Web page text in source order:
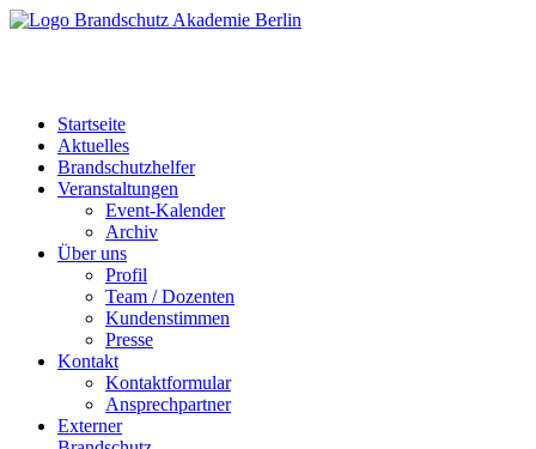
Startseite
Aktuelles
Brandschutzhelfer
Veranstaltungen
Event-Kalender
Archiv
Über uns
Profil
Team / Dozenten
Kundenstimmen
Presse
Kontakt
Kontaktformular
Ansprechpartner
Externer